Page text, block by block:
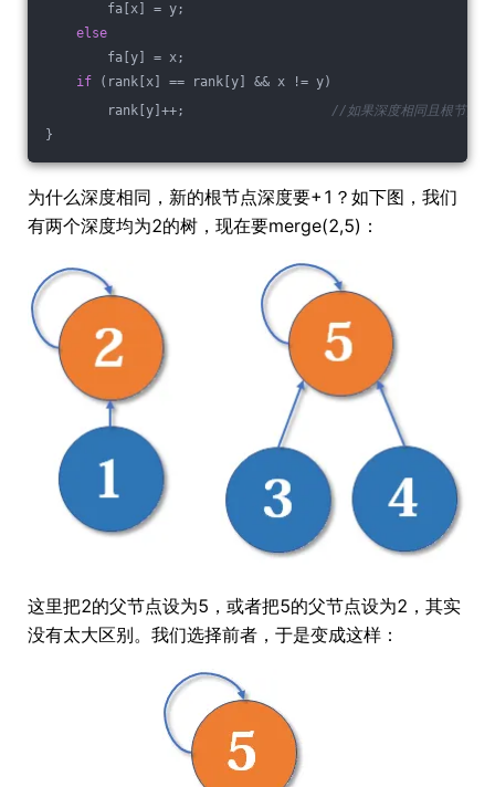
fa[x] = y;
else
fa[y] = x;
if (rank[x] == rank[y] && x != y)
rank[y]++; //如果深度相同且根节点
}
为什么深度相同，新的根节点深度要+1？如下图，我们
有两个深度均为2的树，现在要merge(2,5)：
这里把2的父节点设为5，或者把5的父节点设为2，其实
没有太大区别。我们选择前者，于是变成这样：